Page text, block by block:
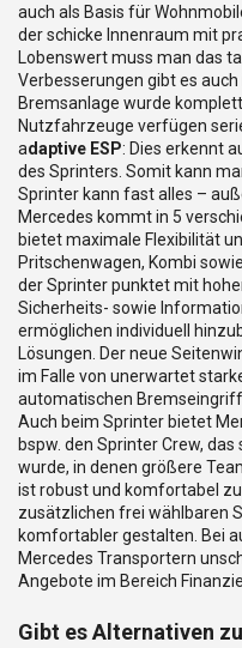
auch als Basis für
der schicke Innenraum mit
Lobenswert muss man das
Verbesserungen gibt es
Bremsanlage wurde
Nutzfahrzeuge verfügen
adaptive ESP: Dies erkennt
des Sprinters. Somit kann
Sprinter kann fast alles –
Mercedes kommt in 5
bietet maximale Flexibilität
Pritschenwagen, Kombi
der Sprinter punktet mit
Sicherheits- sowie
ermöglichen individuell
Lösungen. Der neue
im Falle von unerwartet
automatischen
Auch beim Sprinter bietet
bspw. den Sprinter Crew,
wurde, in denen größere
ist robust und komfortabel
zusätzlichen frei wählbaren
komfortabler gestalten. Bei
Mercedes Transportern
Angebote im Bereich
Gibt es Alternativen